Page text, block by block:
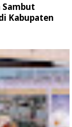
Sambut
Kabupaten